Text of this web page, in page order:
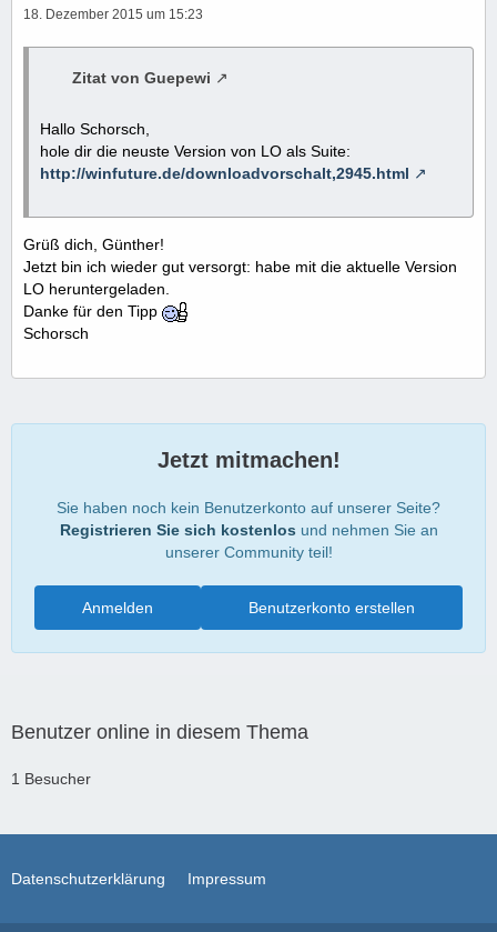
verschieben.
Fertig.
Das Textfeld kann jederzeit mit dem Fadenkreuz
verschoben werden.
18. Dezember 2015 um 15:23
Zitat von Guepewi
Hallo Schorsch,
hole dir die neuste Version von LO als Suite:
http://winfuture.de/downloadvorschalt,2945.html
Grüß dich, Günther!
Jetzt bin ich wieder gut versorgt: habe mit die aktuelle Version
LO heruntergeladen.
Danke für den Tipp
Schorsch
Jetzt mitmachen!
Sie haben noch kein Benutzerkonto auf unserer Seite?
Registrieren Sie sich kostenlos und nehmen Sie an
unserer Community teil!
Benutzerkonto erstellen
Anmelden
Benutzer online in diesem Thema
1 Besucher
Datenschutzerklärung Impressum